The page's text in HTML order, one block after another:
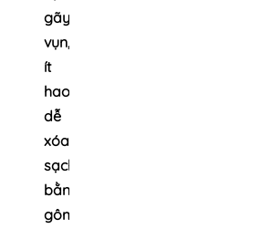
gãy
vụn,
ít
hao,
dễ
xóa
sạch
bằng
gôm,